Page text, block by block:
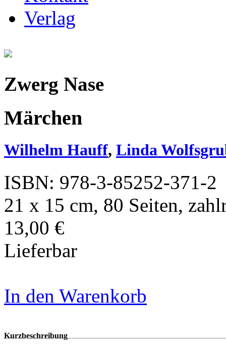
Verlag
Zwerg Nase
Märchen
Wilhelm Hauff, Linda
ISBN: 978-3-85252-371-2
21 x 15 cm, 80 Seiten,
13,00 €
Lieferbar
In den Warenkorb
Kurzbeschreibung